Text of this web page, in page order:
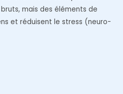
mais des éléments de
et réduisent le stress (neuro-